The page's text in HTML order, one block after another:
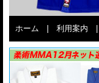
ホーム 利用案内